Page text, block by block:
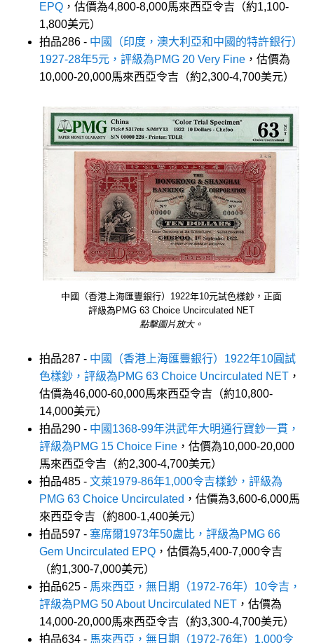
EPQ ，估價為4,800-8,000馬來西亞令吉（約1,100-
1,800美元）
拍品286 - 中國（印度，澳大利亞和中國的特許銀行）
1927-28年5元，評級為PMG 20 Very Fine ，估價為
10,000-20,000馬來西亞令吉（約2,300-4,700美元）
中國（香港上海匯豐銀行）1922年10元試色樣鈔，正面
評級為PMG 63 Choice Uncirculated NET
點擊圖片放大。
拍品287 - 中國（香港上海匯豐銀行）1922年10圓試
色樣鈔，評級為PMG 63 Choice Uncirculated NET ，
估價為46,000-60,000馬來西亞令吉（約10,800-
14,000美元）
拍品290 - 中國1368-99年洪武年大明通行寶鈔一貫，
評級為PMG 15 Choice Fine ，估價為10,000-20,000
馬來西亞令吉（約2,300-4,700美元）
拍品485 - 文萊1979-86年1,000令吉樣鈔，評級為
PMG 63 Choice Uncirculated ，估價為3,600-6,000馬
來西亞令吉（約800-1,400美元）
拍品597 - 塞席爾1973年50盧比，評級為PMG 66
Gem Uncirculated EPQ ，估價為5,400-7,000令吉
（約1,300-7,000美元）
拍品625 - 馬來西亞，無日期（1972-76年）10令吉，
評級為PMG 50 About Uncirculated NET ，估價為
14,000-20,000馬來西亞令吉（約3,300-4,700美元）
拍品634 - 馬來西亞，無日期（1972-76年）1,000令